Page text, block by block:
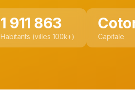
1 911 863
Habitants (villes 100k+) Capitale